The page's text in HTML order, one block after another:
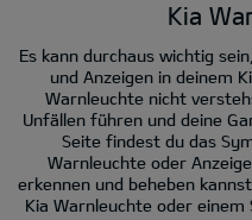
Kia
Es kann durchaus wichtig
und Anzeigen in deinem
Warnleuchte nicht
Unfällen führen und deine
Seite findest du das
Warnleuchte oder
erkennen und beheben
Kia Warnleuchte oder